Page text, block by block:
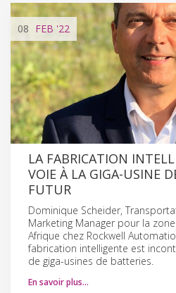
08 FEB '22
LA FABRICATION
VOIE À LA GIGA-USINE
FUTUR
Dominique Scheider,
Marketing Manager pour la
Afrique chez Rockwell
fabrication intelligente est
de giga-usines de batteries.
En savoir plus…